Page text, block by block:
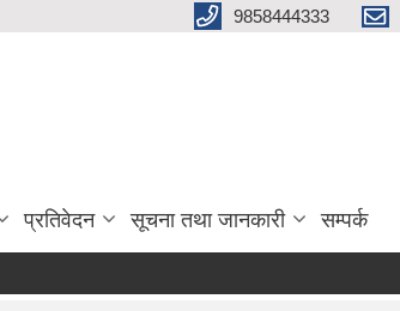
9858444333
प्रतिवेदन सूचना तथा जानकारी सम्पर्क